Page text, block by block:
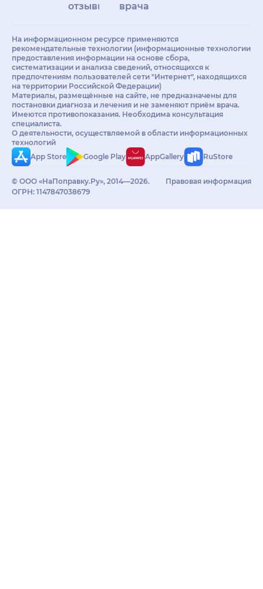
отзывы
врачам
На информационном ресурсе применяются
рекомендательные технологии (информационные технологии
предоставления информации на основе сбора,
систематизации и анализа сведений, относящихся к
предпочтениям пользователей сети "Интернет", находящихся
на территории Российской Федерации)
Материалы, размещённые на сайте, не предназначены для
постановки диагноза и лечения и не заменяют приём врача.
Имеются противопоказания. Необходима консультация
специалиста.
О деятельности, осуществляемой в области информационных
технологий
App Store
Google Play AppGallery RuStore
© ООО «НаПоправку.Ру», 2014—2026.
ОГРН: 1147847038679
Правовая информация